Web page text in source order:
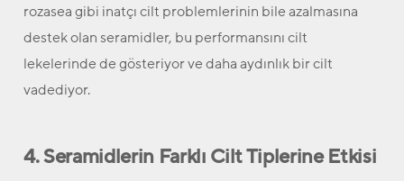
rozasea gibi inatçı cilt problemlerinin bile azalmasına
destek olan seramidler, bu performansını cilt
lekelerinde de gösteriyor ve daha aydınlık bir cilt
vadediyor.
4. Seramidlerin Farklı Cilt Tiplerine Etkisi